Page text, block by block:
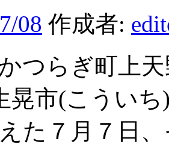
08 作成者:
つらぎ町上
晃市(こうい
た７月７日